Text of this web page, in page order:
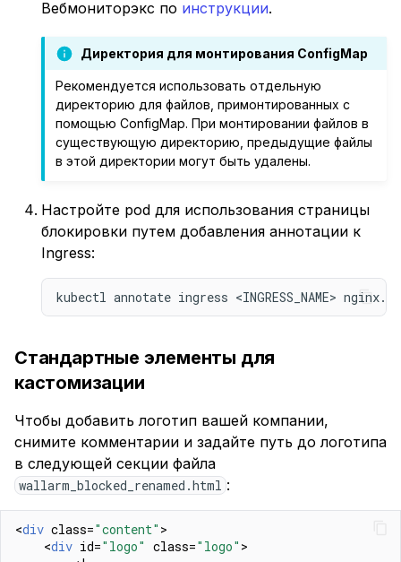
Вебмониторэкс по инструкции.
Директория для монтирования ConfigMap
Рекомендуется использовать отдельную
директорию для файлов, примонтированных с
помощью ConfigMap. При монтировании файлов в
существующую директорию, предыдущие файлы
в этой директории могут быть удалены.
Настройте pod для использования страницы
блокировки путем добавления аннотации к
Ingress:
kubectl annotate ingress <INGRESS_NAME>
Стандартные элементы для
кастомизации
Чтобы добавить логотип вашей компании,
снимите комментарии и задайте путь до логотипа
в следующей секции файла
wallarm_blocked_renamed.html :
<div class="content" >
<div id="logo" class="logo" >